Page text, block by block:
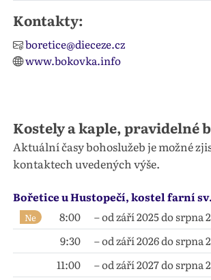
Kontakty:
boretice@dieceze.cz
www.bokovka.info
Kostely a kaple, pravidelné
Aktuální časy bohoslužeb je možné
kontaktech uvedených výše.
Bořetice u Hustopečí, kostel farní
Ne 8:00
– od září 2025 do srpna
9:30
– od září 2026 do srpna
11:00
– od září 2027 do srpna